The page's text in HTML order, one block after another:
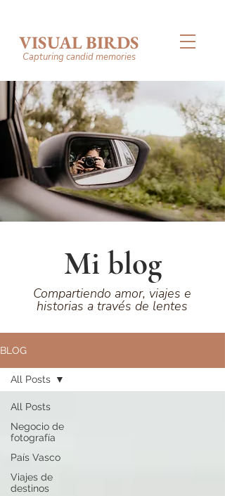
VISUAL BIRDS
Capturing candid memories
Mi blog
Compartiendo amor, viajes e
historias a través de lentes
BLOG
All Posts
Negocio de
fotografía
País Vasco
Viajes de
destinos
All Posts